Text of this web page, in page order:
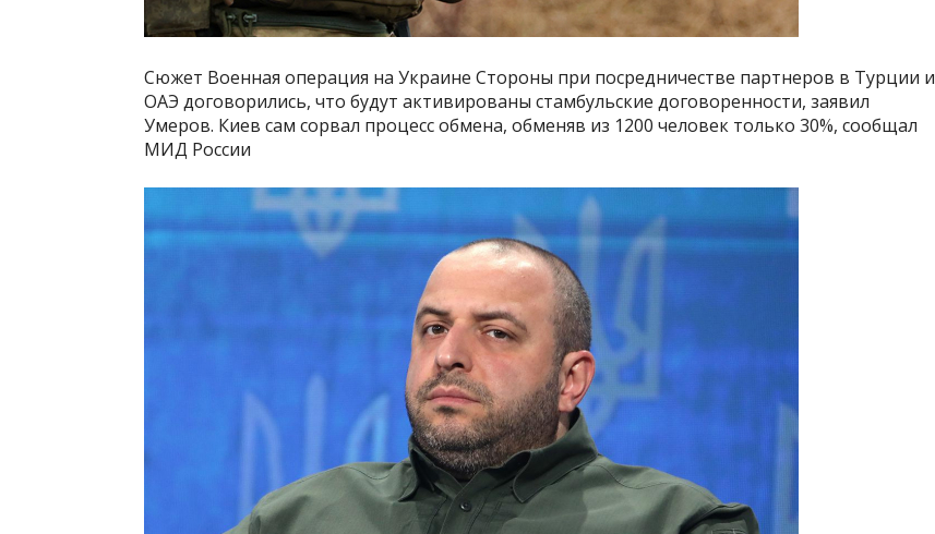
Сюжет Военная операция на Украине Стороны при посредничестве партнеров в Турции и
ОАЭ договорились, что будут активированы стамбульские договоренности, заявил
Умеров. Киев сам сорвал процесс обмена, обменяв из 1200 человек только 30%, сообщал
МИД России